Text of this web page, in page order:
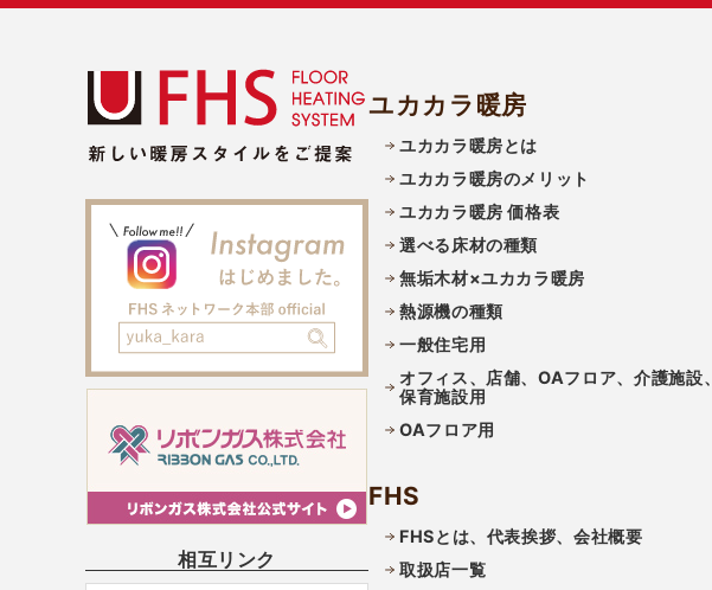
相互リンク
ユカカラ暖房
ユカカラ暖房とは
ユカカラ暖房のメリット
ユカカラ暖房 価格表
選べる床材の種類
無垢木材×ユカカラ暖房
熱源機の種類
一般住宅用
オフィス、店舗、OAフロア、介護施設、
保育施設用
OAフロア用
FHS
FHSとは、代表挨拶、会社概要
取扱店一覧